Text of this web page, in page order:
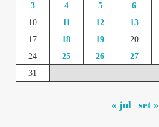
3
4 5 6
10
11 12 13
17
18 19 20
24
25 26 27
31
« jul set »